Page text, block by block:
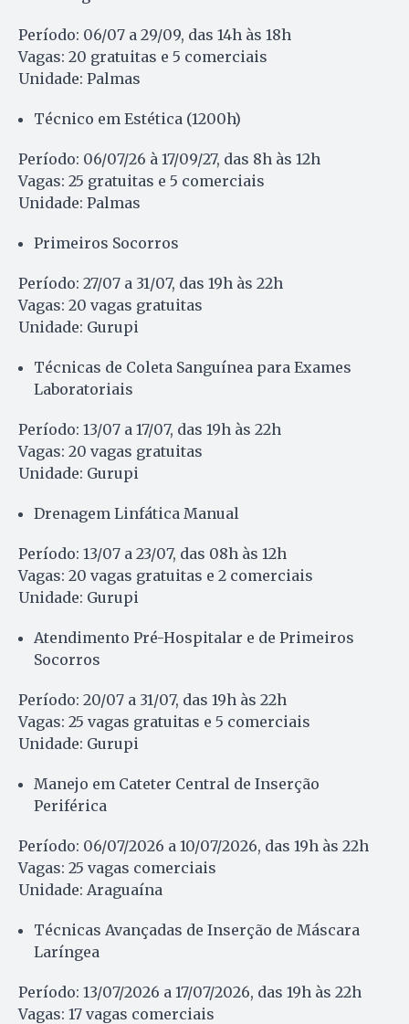
Período: 06/07 a 29/09, das 14h às 18h
Vagas: 20 gratuitas e 5 comerciais
Unidade: Palmas
Técnico em Estética (1200h)
Período: 06/07/26 à 17/09/27, das 8h às 12h
Vagas: 25 gratuitas e 5 comerciais
Unidade: Palmas
Primeiros Socorros
Período: 27/07 a 31/07, das 19h às 22h
Vagas: 20 vagas gratuitas
Unidade: Gurupi
Técnicas de Coleta Sanguínea para Exames
Laboratoriais
Período: 13/07 a 17/07, das 19h às 22h
Vagas: 20 vagas gratuitas
Unidade: Gurupi
Drenagem Linfática Manual
Período: 13/07 a 23/07, das 08h às 12h
Vagas: 20 vagas gratuitas e 2 comerciais
Unidade: Gurupi
Atendimento Pré-Hospitalar e de Primeiros
Socorros
Período: 20/07 a 31/07, das 19h às 22h
Vagas: 25 vagas gratuitas e 5 comerciais
Unidade: Gurupi
Manejo em Cateter Central de Inserção
Periférica
Período: 06/07/2026 a 10/07/2026, das 19h às 22h
Vagas: 25 vagas comerciais
Unidade: Araguaína
Técnicas Avançadas de Inserção de Máscara
Laríngea
Período: 13/07/2026 a 17/07/2026, das 19h às 22h
Vagas: 17 vagas comerciais